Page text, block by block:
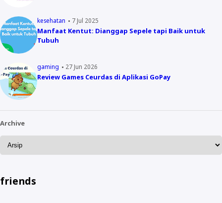
kesehatan 7 Jul 2025
Manfaat Kentut: Dianggap Sepele tapi Baik untuk
Tubuh
gaming 27 Jun 2026
Review Games Ceurdas di Aplikasi GoPay
Archive
friends